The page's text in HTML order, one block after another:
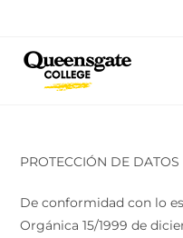
contenido
PROTECCIÓN DE DATOS
De conformidad con lo
Orgánica 15/1999 de